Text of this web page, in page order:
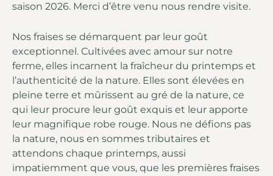
saison 2026. Merci d’être venu nous rendre visite.
Nos fraises se démarquent par leur goût
exceptionnel. Cultivées avec amour sur notre
ferme, elles incarnent la fraîcheur du printemps et
l’authenticité de la nature. Elles sont élevées en
pleine terre et mûrissent au gré de la nature, ce
qui leur procure leur goût exquis et leur apporte
leur magnifique robe rouge. Nous ne défions pas
la nature, nous en sommes tributaires et
attendons chaque printemps, aussi
impatiemment que vous, que les premières fraises